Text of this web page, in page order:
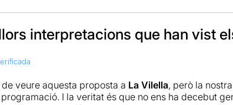
interpretacions que han vist
veure aquesta proposta a La Vilella, però la
I la veritat és que no ens ha decebut